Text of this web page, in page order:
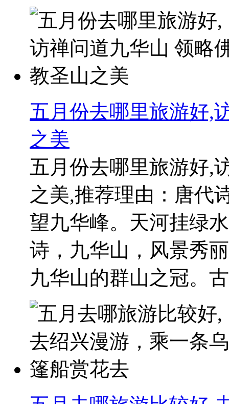
五月份去哪里旅游好,
之美
五月份去哪里旅游好,
之美,推荐理由：唐代
望九华峰。天河挂绿
诗，九华山，风景秀
九华山的群山之冠。